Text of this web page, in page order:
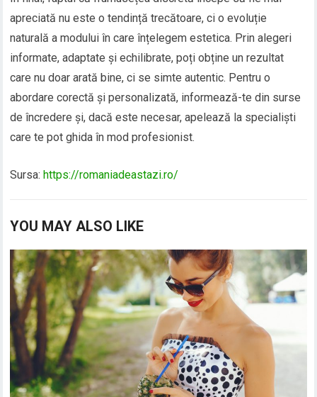
apreciată nu este o tendință trecătoare, ci o evoluție
naturală a modului în care înțelegem estetica. Prin alegeri
informate, adaptate și echilibrate, poți obține un rezultat
care nu doar arată bine, ci se simte autentic. Pentru o
abordare corectă și personalizată, informează-te din surse
de încredere și, dacă este necesar, apelează la specialiști
care te pot ghida în mod profesionist.
Sursa: https://romaniadeastazi.ro/
YOU MAY ALSO LIKE